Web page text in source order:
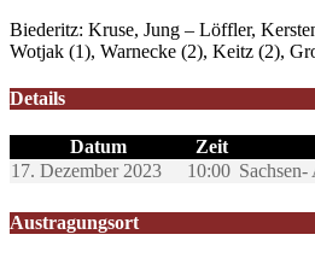
Biederitz: Kruse, Jung – Löffler,
Wotjak (1), Warnecke (2), Keitz (2),
Details
Datum Zeit
17. Dezember 2023
10:00
Austragungsort